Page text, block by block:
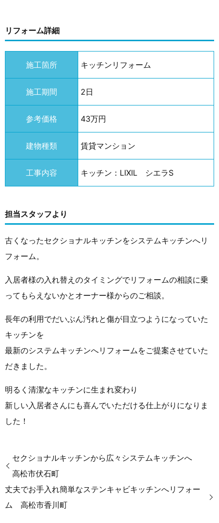
リフォーム詳細
施工箇所 キッチンリフォーム
施工期間 2日
参考価格 43万円
建物種類 賃貸マンション
工事内容 キッチン：LIXIL シエラS
担当スタッフより
古くなったセクショナルキッチンをシステムキッチンへリ
フォーム。
入居者様の入れ替えのタイミングでリフォームの相談に乗
ってもらえないかとオーナー様からのご相談。
長年の利用でだいぶん汚れと傷が目立つようになっていた
キッチンを
最新のシステムキッチンへリフォームをご提案させていた
だきました。
明るく清潔なキッチンに生まれ変わり
新しい入居者さんにも喜んでいただける仕上がりになりま
した！
セクショナルキッチンから広々システムキッチンへ
高松市伏石町
丈夫でお手入れ簡単なステンキャビキッチンへリフォー
ム 高松市香川町